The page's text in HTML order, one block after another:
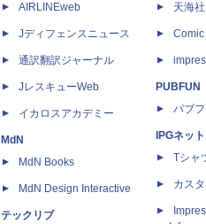
AIRLINEweb
Jディフェンスニュース
通訳翻訳ジャーナル
JレスキューWeb
イカロスアカデミー
MdN
MdN Books
MdN Design Interactive
テックリブ
天海社
PUBFUN
パブ
IPGネッ
Tシャ
カス